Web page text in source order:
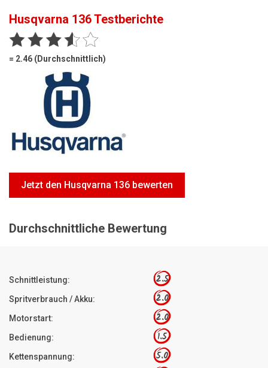
Teleskoplader
Freischneider
Jetzt Bewerten
Husqvarna 136Testberichte
= 2.46 (Durchschnittlich)
Jetzt den Husqvarna 136 bewerten
Durchschnittliche Bewertung
Schnittleistung: 2.5
Spritverbrauch / Akku: 2.0
Motorstart: 2.0
Bedienung: 1.5
Kettenspannung: 5.0